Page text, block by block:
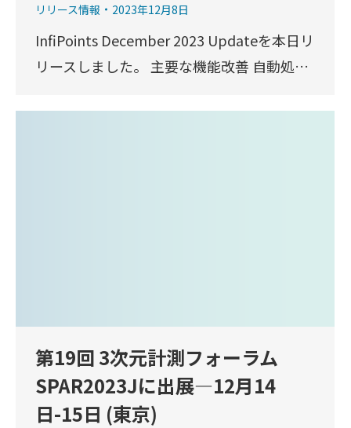
リリース情報 2023年12月8日
InfiPoints December 2023 Updateを本日リ
リースしました。 主要な機能改善 自動処…
第19回 3次元計測フォーラム
SPAR2023Jに出展—12月14
日-15日 (東京)